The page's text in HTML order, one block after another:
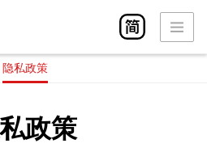
首页
检查设备
隐私政策
首页 隐私政策
政策